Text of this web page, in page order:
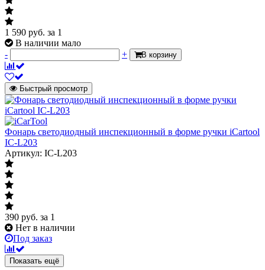
1 590 руб. за 1
В наличии мало
-
+ В корзину
Быстрый просмотр
Фонарь светодиодный инспекционный в форме ручки iCartool
IC-L203
Артикул: IC-L203
390 руб. за 1
Нет в наличии
Под заказ
Показать ещё